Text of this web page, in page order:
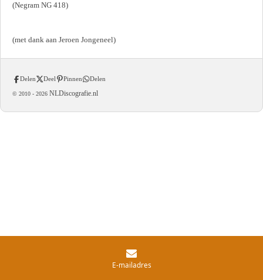
(Negram NG 418)
(met dank aan Jeroen Jongeneel)
Delen Deel Pinnen Delen
© 2010 - 2026 NLDiscografie.nl
E-mailadres